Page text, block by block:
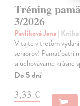
Tréning
3/2026
Pavlíková Jana| Kniha
Vitajte v treťom vydaní
seniorov! Pamäť patrí
si uchovávame krásne
Do 5 dní
3,33 €